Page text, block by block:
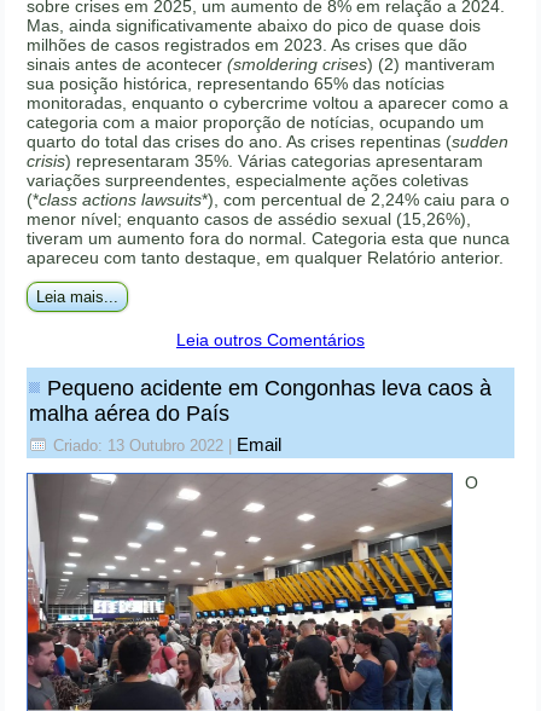
sobre crises em 2025, um aumento de 8% em relação a 2024.
Mas, ainda significativamente abaixo do pico de quase dois
milhões de casos registrados em 2023. As crises que dão
sinais antes de acontecer(smoldering crises) (2) mantiveram
sua posição histórica, representando 65% das notícias
monitoradas, enquanto o cybercrime voltou a aparecer como a
categoria com a maior proporção de notícias, ocupando um
quarto do total das crises do ano. As crises repentinas (sudden
crisis) representaram 35%. Várias categorias apresentaram
variações surpreendentes, especialmente ações coletivas
(*class actions lawsuits*), com percentual de 2,24% caiu para o
menor nível; enquanto casos de assédio sexual (15,26%),
tiveram um aumento fora do normal. Categoria esta que nunca
apareceu com tanto destaque, em qualquer Relatório anterior.
Leia mais...
Leia outros Comentários
Pequeno acidente em Congonhas leva caos à
malha aérea do País
Criado: 13 Outubro 2022 Email
O